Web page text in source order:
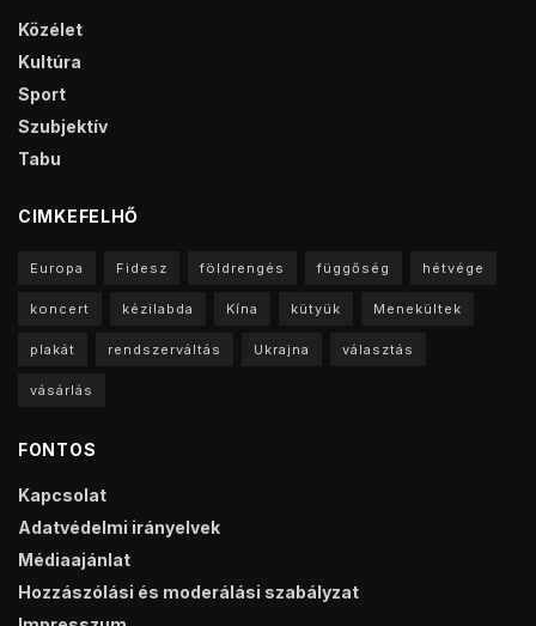
Közélet
Kultúra
Sport
Szubjektív
Tabu
CIMKEFELHŐ
Europa Fidesz földrengés függőség hétvége
koncert kézilabda Kína kütyük Menekültek
plakát rendszerváltás Ukrajna választás
vásárlás
FONTOS
Kapcsolat
Adatvédelmi irányelvek
Médiaajánlat
Hozzászólási és moderálási szabályzat